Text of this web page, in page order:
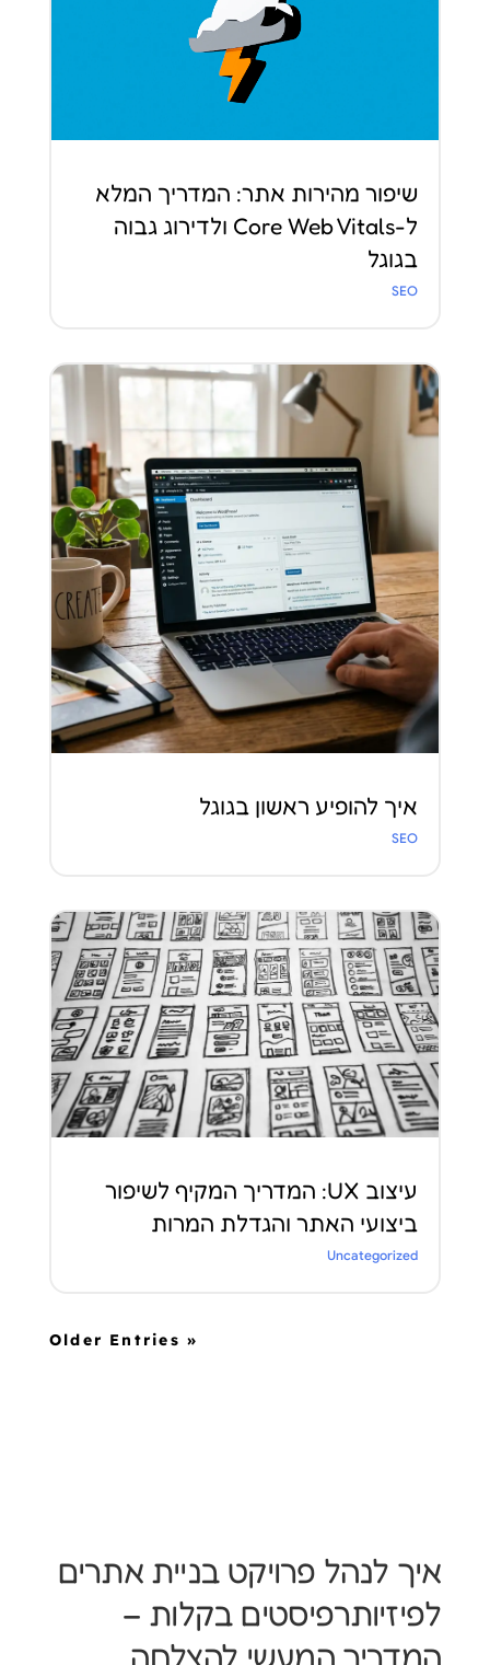
שיפור מהירות אתר: המדריך המלא
ל-Core Web Vitals ולדירוג גבוה
בגוגל
SEO
איך להופיע ראשון בגוגל
SEO
עיצוב UX: המדריך המקיף לשיפור
ביצועי האתר והגדלת המרות
Uncategorized
« Older Entries
איך לנהל פרויקט בניית אתרים
לפיזיותרפיסטים בקלות –
המדריך המעשי להצלחה